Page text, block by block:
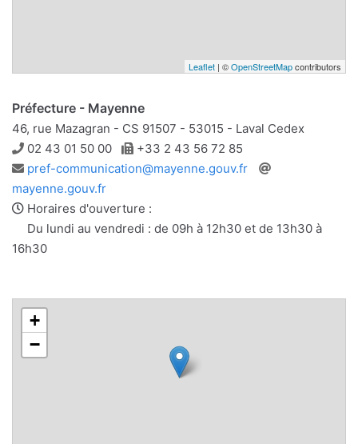
Leaflet | ©OpenStreetMapcontributors
Préfecture - Mayenne
46, rue Mazagran - CS 91507 - 53015 - Laval Cedex
Téléphone
02 43 01 50 00 Télécopie
+33 2 43 56 72 85
Adresse
e-
mail
pref-communication@mayenne.gouv.fr
mayenne.gouv.fr
Horaires d'ouverture :
Du lundi au vendredi : de 09h à 12h30 et de 13h30 à
16h30
+
−